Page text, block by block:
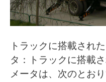
トラックに搭載され
タ：トラックに搭載
メータは、次のとおり